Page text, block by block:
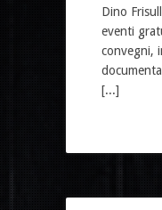
Dino
eventi
convegni,
[...]